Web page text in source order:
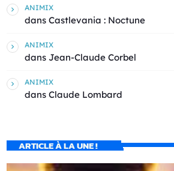
ANIMIX
dans Castlevania : Noctune
ANIMIX
dans Jean-Claude Corbel
ANIMIX
dans Claude Lombard
ARTICLE À LA UNE !